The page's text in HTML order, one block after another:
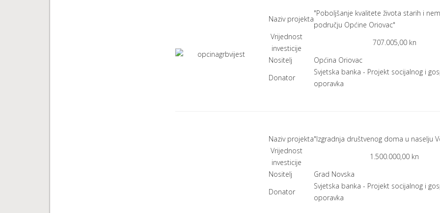
Naziv projekta
"Poboljšanje kvalitete života starih i
području Općine Oriovac"
Vrijednost
investicije
707.005,00 kn
Nositelj
Općina Oriovac
Donator
Svjetska banka - Projekt socijalnog i
oporavka
Naziv projekta"Izgradnja društvenog doma u naselju
Vrijednost
investicije
1.500.000,00 kn
Nositelj
Grad Novska
Donator
Svjetska banka - Projekt socijalnog i
oporavka